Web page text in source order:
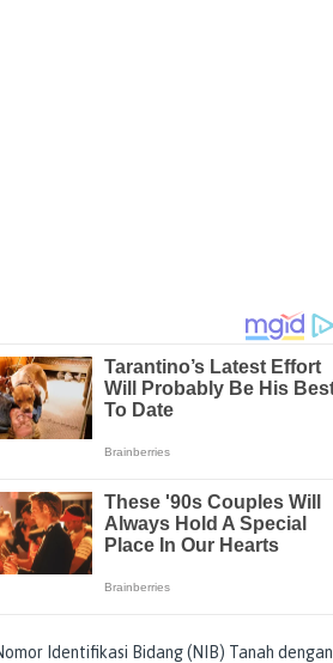
Identifikasi Bidang (NIB) Tanah dengan